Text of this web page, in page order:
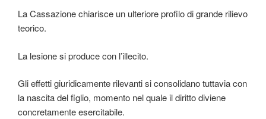
La Cassazione chiarisce un ulteriore profilo di grande rilievo
teorico.
La lesione si produce con l’illecito.
Gli effetti giuridicamente rilevanti si consolidano tuttavia con
la nascita del figlio, momento nel quale il diritto diviene
concretamente esercitabile.